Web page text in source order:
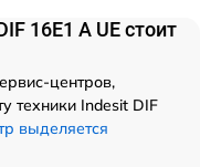
16Е1 А UE стоит
центров,
техники Indesit DIF
выделяется